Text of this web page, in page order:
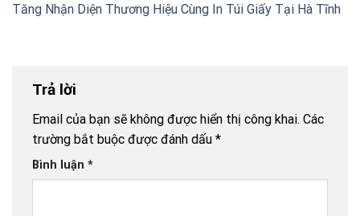
Tăng Nhận Diện Thương Hiệu Cùng In Túi Giấy Tại Hà Tĩnh
Trả lời
Email của bạn sẽ không được hiển thị công khai. Các
trường bắt buộc được đánh dấu *
Bình luận *